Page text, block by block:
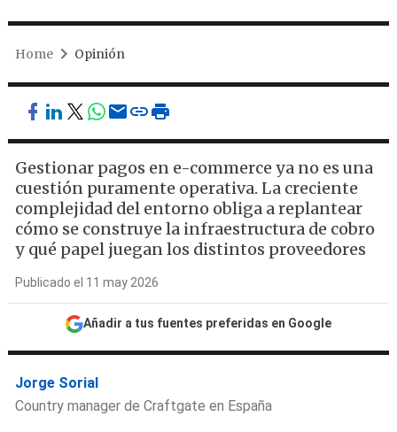
Home Opinión
Gestionar pagos en e-commerce ya no es una
cuestión puramente operativa. La creciente
complejidad del entorno obliga a replantear
cómo se construye la infraestructura de cobro
y qué papel juegan los distintos proveedores
Publicado el 11 may 2026
Añadir a tus fuentes preferidas en Google
Jorge Sorial
Country manager de Craftgate en España